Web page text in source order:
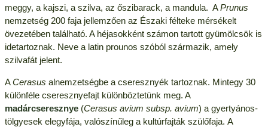
meggy, a kajszi, a szilva, az őszibarack, a mandula. APrunus
nemzetség 200 faja jellemzően az Északi félteke mérsékelt
övezetében található. A héjasokként számon tartott gyümölcsök is
idetartoznak. Neve a latin prounos szóból származik, amely
szilvafát jelent.
ACerasus alnemzetségbe a cseresznyék tartoznak. Mintegy 30
különféle cseresznyefajt különböztetünk meg. A
madárcseresznye(Cerasus avium subsp. avium) a gyertyános-
tölgyesek elegyfája, valószínűleg a kultúrfajták szülőfaja. A